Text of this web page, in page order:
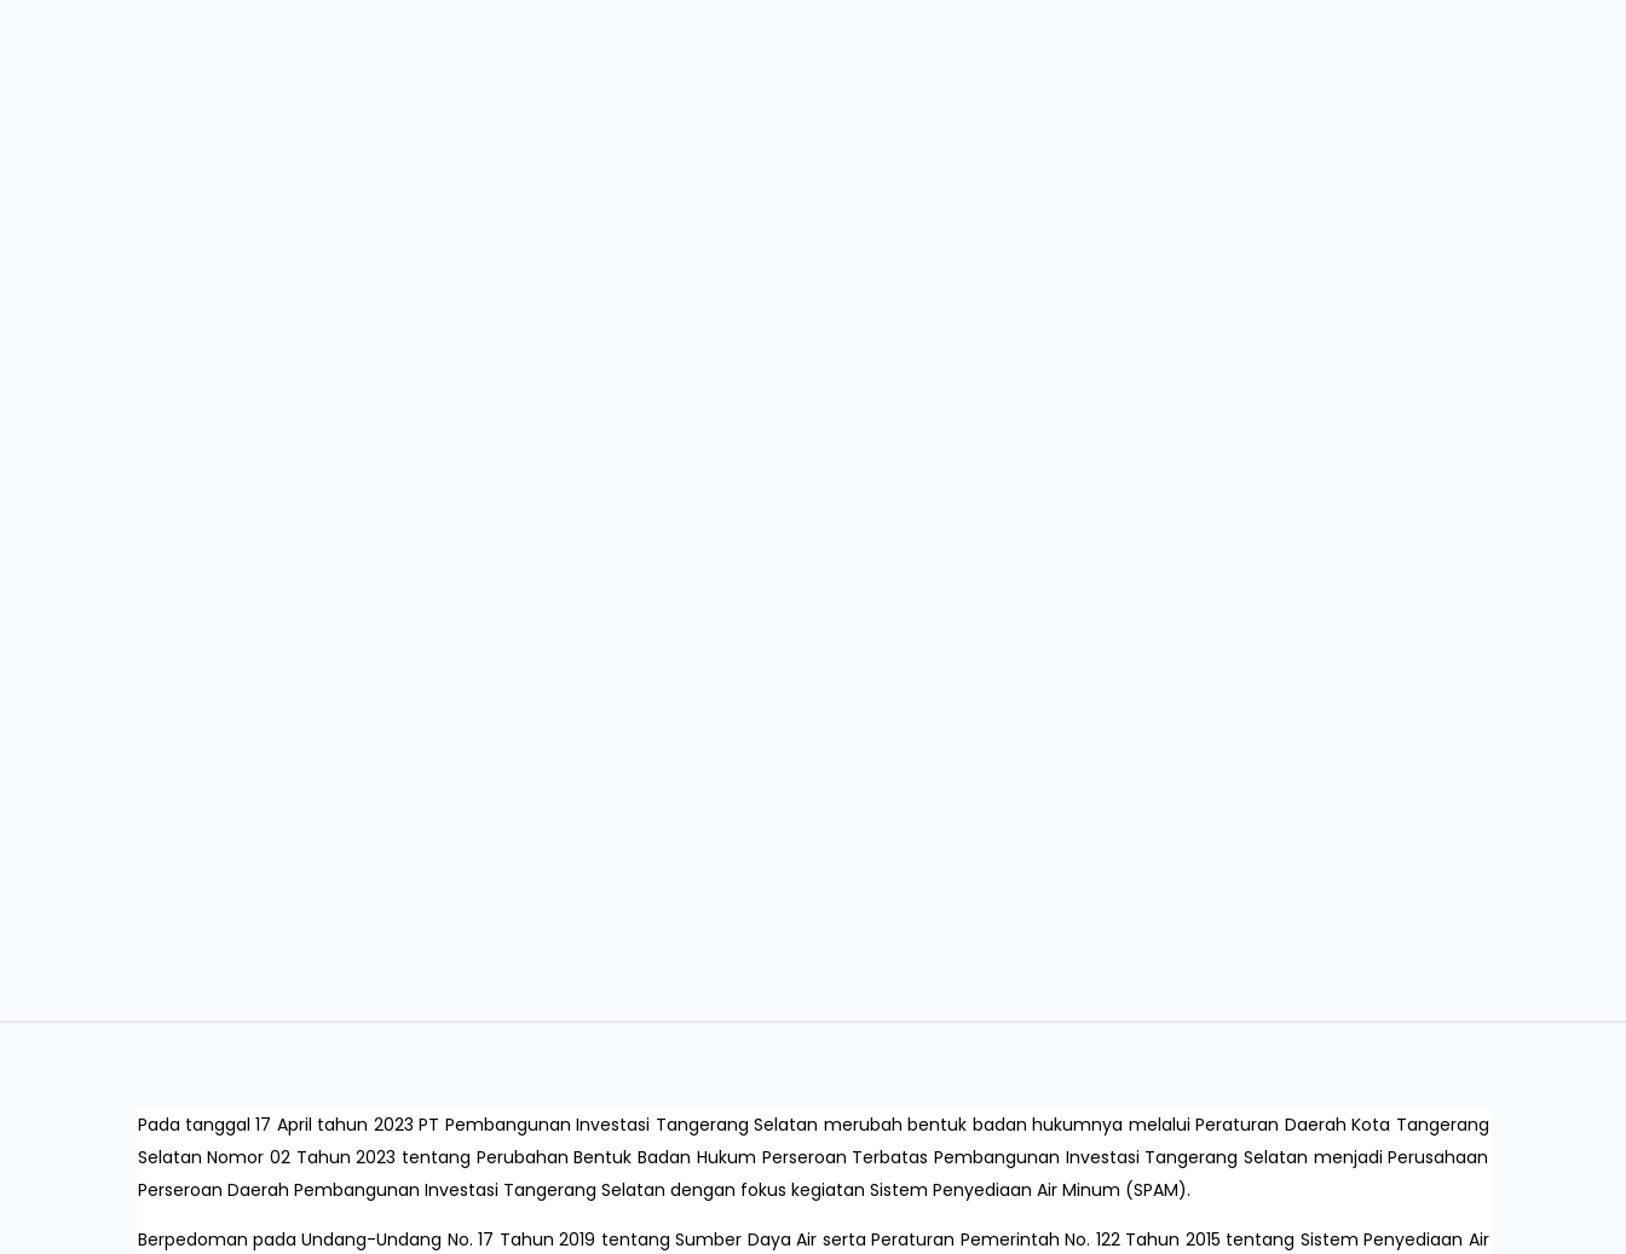
Pada tanggal 17 April tahun 2023 PT Pembangunan Investasi Tangerang Selatan merubah bentuk badan hukumnya melalui Peraturan Daerah Kota Tangerang
Selatan Nomor 02 Tahun 2023 tentang Perubahan Bentuk Badan Hukum Perseroan Terbatas Pembangunan Investasi Tangerang Selatan menjadi Perusahaan
Perseroan Daerah Pembangunan Investasi Tangerang Selatan dengan fokus kegiatan Sistem Penyediaan Air Minum (SPAM).
Berpedoman pada Undang-Undang No. 17 Tahun 2019 tentang Sumber Daya Air serta Peraturan Pemerintah No. 122 Tahun 2015 tentang Sistem Penyediaan Air